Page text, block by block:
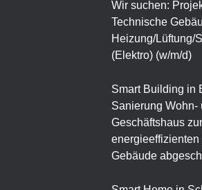
Wir suchen:
Technische
Heizung/Lüftung/
(Elektro) (w/m/d)
Smart Building in
Sanierung Wohn-
Geschäftshaus
energieeffizienten
Gebäude